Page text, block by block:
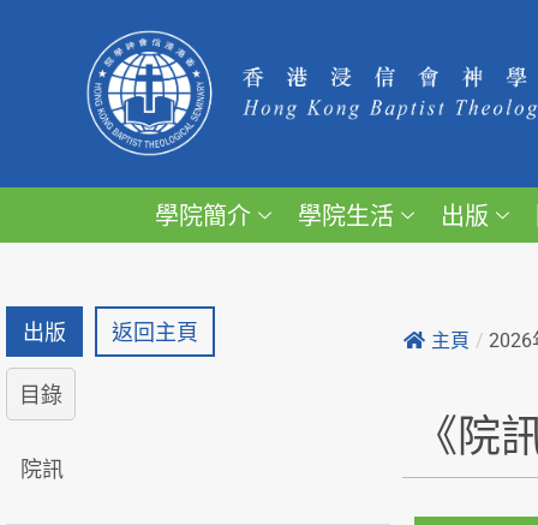
學院簡介 學院生活 出版
出版 返回主頁
目錄
院訊
主頁 / 2026
《院